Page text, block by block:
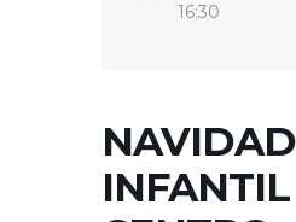
16:30
NAVIDAD